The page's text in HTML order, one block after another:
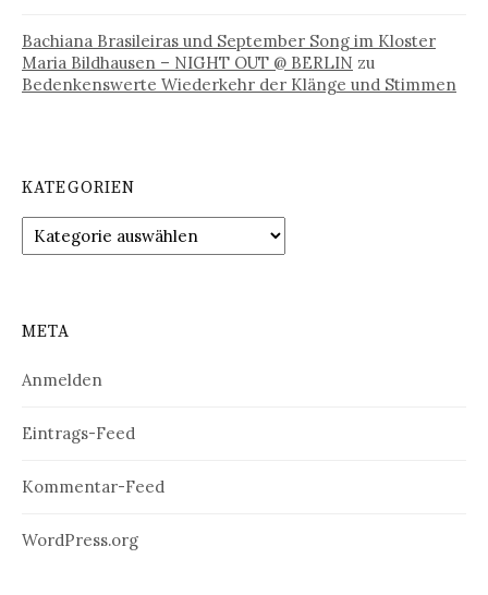
Bachiana Brasileiras und September Song im Kloster
Maria Bildhausen – NIGHT OUT @ BERLIN zu
Bedenkenswerte Wiederkehr der Klänge und Stimmen
KATEGORIEN
Kategorien
META
Anmelden
Eintrags-Feed
Kommentar-Feed
WordPress.org